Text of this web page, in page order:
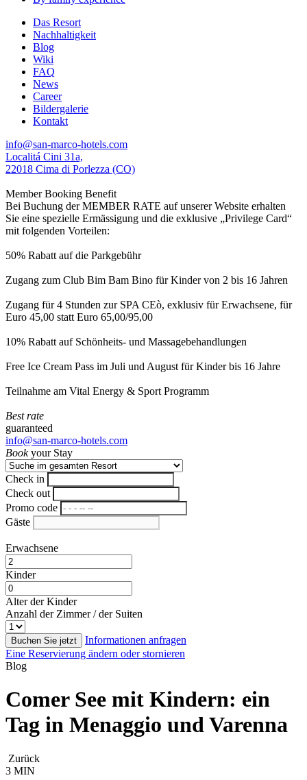
Das Resort
Nachhaltigkeit
Blog
Wiki
FAQ
News
Career
Bildergalerie
Kontakt
info@san-marco-hotels.com
Localitá Cini 31a,
22018 Cima di Porlezza (CO)
Member Booking Benefit
Bei Buchung der MEMBER RATE auf unserer Website erhalten
Sie eine spezielle Ermässigung und die exklusive „Privilege Card“
mit folgenden Vorteilen:
50% Rabatt auf die Parkgebühr
Zugang zum Club Bim Bam Bino für Kinder von 2 bis 16 Jahren
Zugang für 4 Stunden zur SPA CEò, exklusiv für Erwachsene, für
Euro 45,00 statt Euro 65,00/95,00
10% Rabatt auf Schönheits- und Massagebehandlungen
Free Ice Cream Pass im Juli und August für Kinder bis 16 Jahre
Teilnahme am Vital Energy & Sport Programm
Best rate
guaranteed
info@san-marco-hotels.com
Bookyour Stay
Check in
Check out
Promo code
Gäste
Erwachsene
Kinder
Alter der Kinder
Anzahl der Zimmer / der Suiten
Buchen Sie jetzt
Informationen anfragen
Eine Reservierung ändern oder stornieren
Blog
Comer See mit Kindern: ein
Tag in Menaggio und Varenna
Zurück
3 MIN